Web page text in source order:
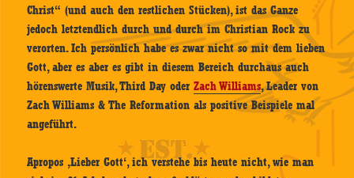
Christ“ (und auch den restlichen Stücken), ist das Ganze
jedoch letztendlich durch und durch im Christian Rock zu
verorten. Ich persönlich habe es zwar nicht so mit dem lieben
Gott, aber es aber es gibt in diesem Bereich durchaus auch
hörenswerte Musik, Third Day oderZach Williams, Leader von
Zach Williams & The Reformation als positive Beispiele mal
angeführt.
Apropos ‚Lieber Gott‘, ich verstehe bis heute nicht, wie man